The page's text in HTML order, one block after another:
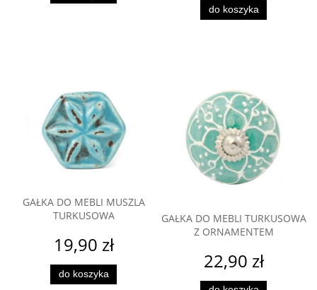
do koszyka
GAŁKA DO MEBLI MUSZLA
TURKUSOWA
19,90 zł
do koszyka
GAŁKA DO MEBLI TURKUSOWA
Z ORNAMENTEM
22,90 zł